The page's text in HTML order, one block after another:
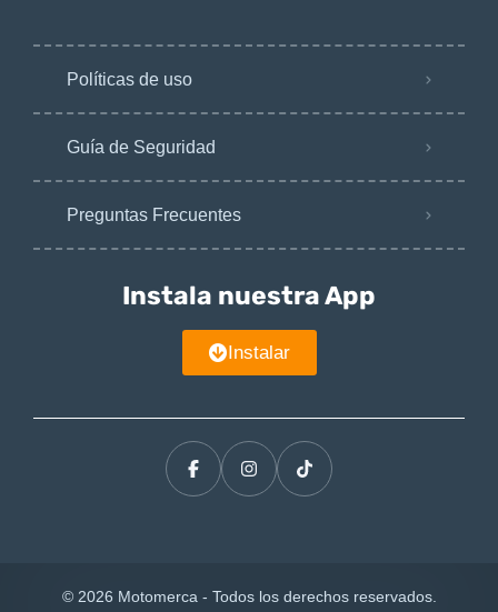
Políticas de uso
Guía de Seguridad
Preguntas Frecuentes
Instala nuestra App
Instalar
© 2026 Motomerca - Todos los derechos reservados.